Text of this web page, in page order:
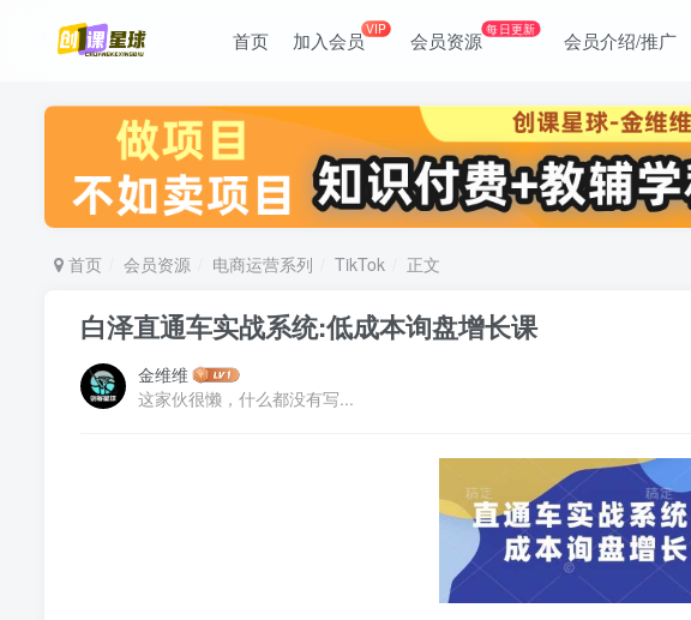
首页 加入会员VIP 会员资源 每日更新 会员介绍/推广
首页 会员资源 电商运营系列 TikTok 正文
白泽直通车实战系统:低成本询盘增长课
金维维
这家伙很懒，什么都没有写...